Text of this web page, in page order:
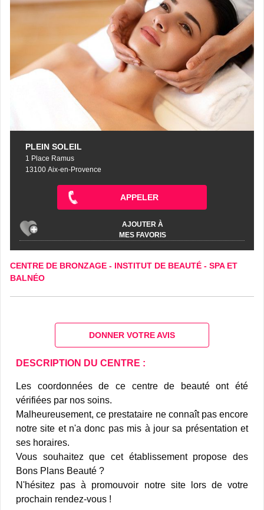
PLEIN SOLEIL
1 Place Ramus
13100 Aix-en-Provence
APPELER
AJOUTER À
MES FAVORIS
CENTRE DE BRONZAGE - INSTITUT DE BEAUTÉ - SPA ET
BALNÉO
DONNER VOTRE AVIS
DESCRIPTION DU CENTRE :
Les coordonnées de ce centre de beauté ont été
vérifiées par nos soins.
Malheureusement, ce prestataire ne connaît pas encore
notre site et n'a donc pas mis à jour sa présentation et
ses horaires.
Vous souhaitez que cet établissement propose des
Bons Plans Beauté ?
N'hésitez pas à promouvoir notre site lors de votre
prochain rendez-vous !